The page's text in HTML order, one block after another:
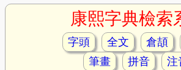
康熙字典檢索
字頭 全文 倉頡
筆畫
拼音
注